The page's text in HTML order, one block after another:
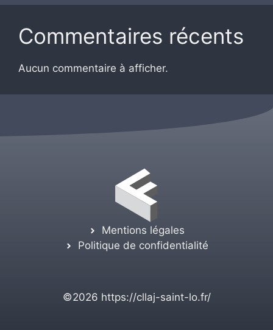
Commentaires récents
Aucun commentaire à afficher.
Mentions légales
Politique de confidentialité
©2026 https://cllaj-saint-lo.fr/